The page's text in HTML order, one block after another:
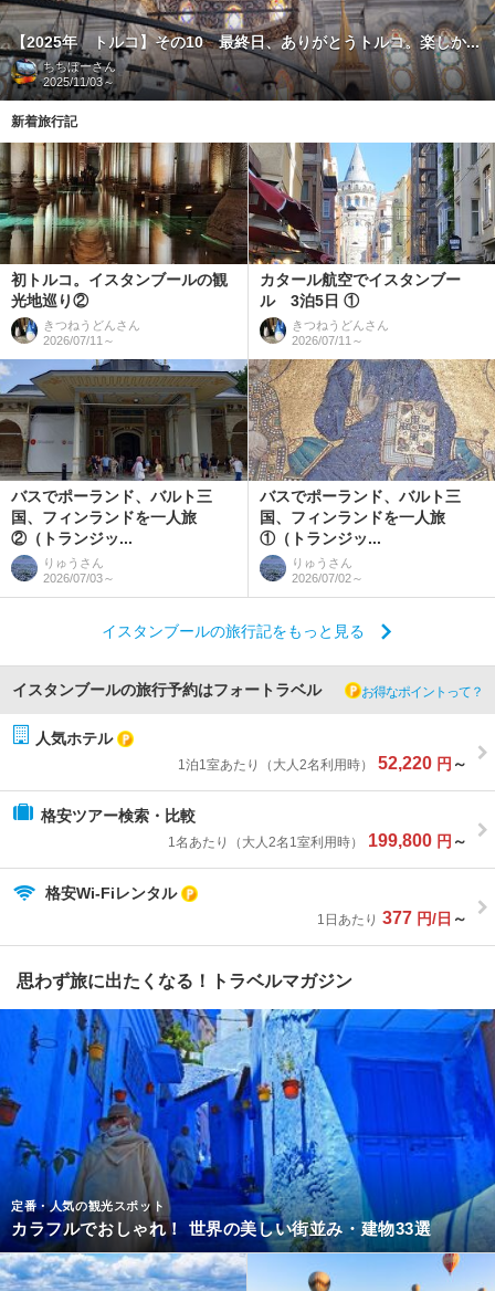
【2025年 トルコ】その10 最終日、ありがとうトルコ。楽しか...
ちちぼーさん
2025/11/03～
新着旅行記
初トルコ。イスタンブールの観
光地巡り②
きつねうどん さん
2026/07/11～
カタール航空でイスタンブー
ル 3泊5日 ①
きつねうどん さん
2026/07/11～
バスでポーランド、バルト三
国、フィンランドを一人旅
②（トランジッ...
りゅう さん
2026/07/03～
バスでポーランド、バルト三
国、フィンランドを一人旅
①（トランジッ...
りゅう さん
2026/07/02～
イスタンブールの旅行記をもっと見る
イスタンブールの旅行予約はフォートラベル お得なポイントって？
人気ホテル
1泊1室あたり（大人2名利用時） 52,220 円 ～
格安ツアー検索・比較
1名あたり（大人2名1室利用時） 199,800 円 ～
格安Wi-Fiレンタル
1日あたり 377 円/日 ～
思わず旅に出たくなる！トラベルマガジン
定番・人気の観光スポット
カラフルでおしゃれ！ 世界の美しい街並み・建物33選